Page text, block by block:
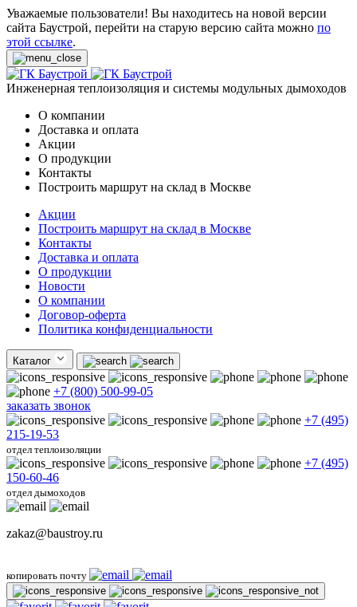
Уважаемые пользователи! Вы находитесь на новой версии
сайта Баустрой, перейти на старую версию сайта можно по
этой ссылке.
Инженерная теплоизоляция и системы модульных дымоходов
О компании
Доставка и оплата
Акции
О продукции
Контакты
Построить маршрут на склад в Москве
Акции
Построить маршрут на склад в Москве
Контакты
Доставка и оплата
О продукции
Новости
О компании
Договор-оферта
Политика конфиденциальности
Каталог
+7 (800) 500-99-05
заказать звонок
+7 (495)
215-19-53
отдел теплоизоляции
+7 (495)
150-60-46
отдел дымоходов
zakaz@baustroy.ru
копировать почту